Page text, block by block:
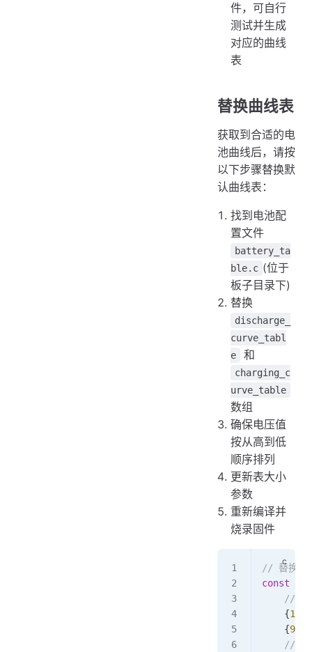
件，可自行
测试并生成
对应的曲线
表
替换曲线表
获取到合适的电
池曲线后，请按
以下步骤替换默
认曲线表：
找到电池配
置文件
battery_ta
ble.c (位于
板子目录下)
替换
discharge_
curve_tabl
e
和
charging_c
urve_table
数组
确保电压值
按从高到低
顺序排列
更新表大小
参数
重新编译并
烧录固件
// 替换为
const
// 从
    {
100
    {
99
//